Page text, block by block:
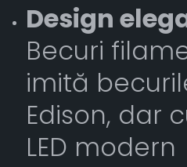
Design
Becuri
imită
Edison, dar
LED modern